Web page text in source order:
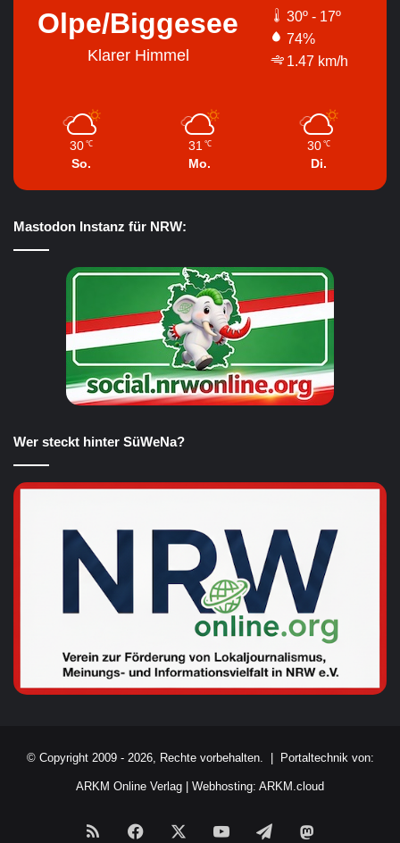
Olpe/Biggesee
Klarer Himmel
30º - 17º
74%
1.47 km/h
30 ℃
So.
31 ℃
Mo.
30 ℃
Di.
Mastodon Instanz für NRW:
Wer steckt hinter SüWeNa?
© Copyright 2009 - 2026, Rechte vorbehalten. | Portaltechnik von:
ARKM Online Verlag Webhosting: ARKM.cloud
RSS Facebook YouTubeTelegram